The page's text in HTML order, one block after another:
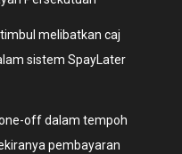
melibatkan caj
sistem SpayLater
off dalam tempoh
pembayaran